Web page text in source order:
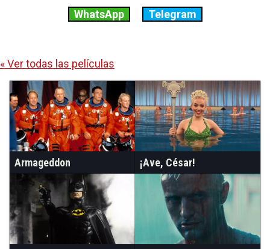
WhatsApp Telegram
« Ver todas las películas
Armageddon ¡Ave, César!